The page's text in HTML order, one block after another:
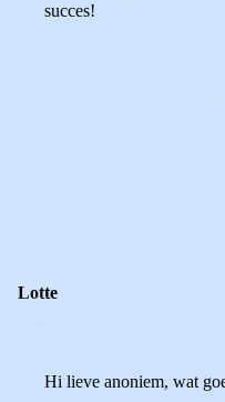
succes!
Lotte
Hi lieve anoniem, wat